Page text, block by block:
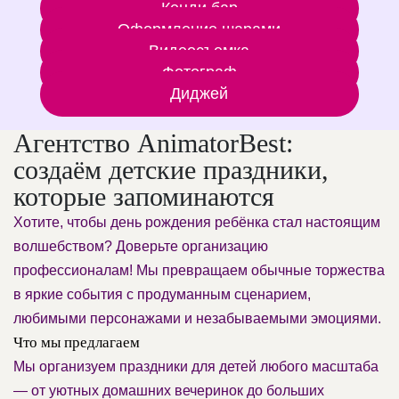
Кенди бар
Оформление шарами
Видеосъемка
Фотограф
Диджей
Агентство AnimatorBest:
создаём детские праздники,
которые запоминаются
Хотите, чтобы день рождения ребёнка стал настоящим
волшебством? Доверьте организацию
профессионалам! Мы превращаем обычные торжества
в яркие события с продуманным сценарием,
любимыми персонажами и незабываемыми эмоциями.
Что мы предлагаем
Мы организуем праздники для детей любого масштаба
— от уютных домашних вечеринок до больших